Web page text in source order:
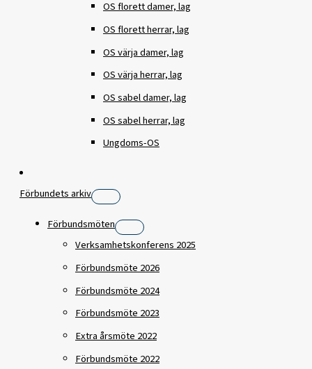
OS florett damer, lag
OS florett herrar, lag
OS värja damer, lag
OS värja herrar, lag
OS sabel damer, lag
OS sabel herrar, lag
Ungdoms-OS
Förbundets arkiv
Förbundsmöten
Verksamhetskonferens 2025
Förbundsmöte 2026
Förbundsmöte 2024
Förbundsmöte 2023
Extra årsmöte 2022
Förbundsmöte 2022